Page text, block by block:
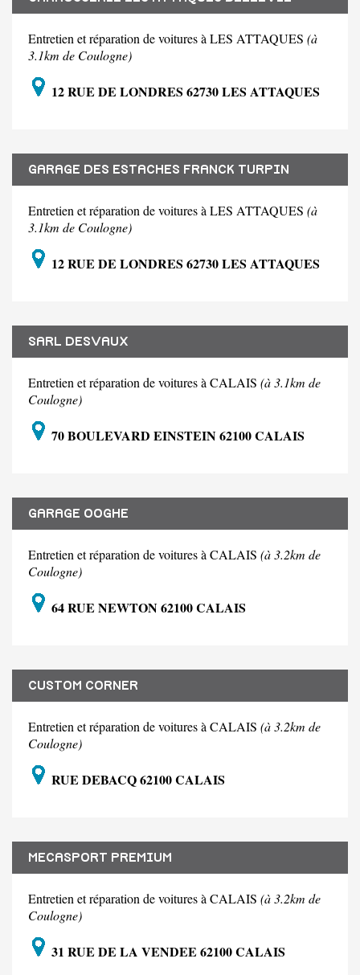
Entretien et réparation de voitures à LES ATTAQUES (à
3.1km de Coulogne)
12 RUE DE LONDRES 62730 LES ATTAQUES
GARAGE DES ESTACHES FRANCK TURPIN
Entretien et réparation de voitures à LES ATTAQUES (à
3.1km de Coulogne)
12 RUE DE LONDRES 62730 LES ATTAQUES
SARL DESVAUX
Entretien et réparation de voitures à CALAIS (à 3.1km de
Coulogne)
70 BOULEVARD EINSTEIN 62100 CALAIS
GARAGE OOGHE
Entretien et réparation de voitures à CALAIS (à 3.2km de
Coulogne)
64 RUE NEWTON 62100 CALAIS
CUSTOM CORNER
Entretien et réparation de voitures à CALAIS (à 3.2km de
Coulogne)
RUE DEBACQ 62100 CALAIS
MECASPORT PREMIUM
Entretien et réparation de voitures à CALAIS (à 3.2km de
Coulogne)
31 RUE DE LA VENDEE 62100 CALAIS